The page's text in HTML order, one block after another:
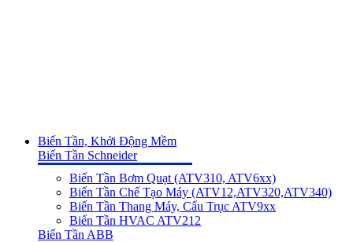
Biến Tần, Khởi Động Mềm
Biến Tần Schneider
Biến Tần Bơm Quạt (ATV310, ATV6xx)
Biến Tần Chế Tạo Máy (ATV12,ATV320,ATV340)
Biến Tần Thang Máy, Cẩu Trục ATV9xx
Biến Tần HVAC ATV212
Biến Tần ABB